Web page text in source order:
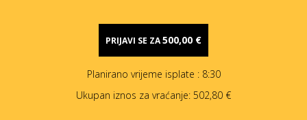
PRIJAVI SE ZA500,00 €
Planirano vrijeme isplate : 8:30
Ukupan iznos za vraćanje: 502,80 €